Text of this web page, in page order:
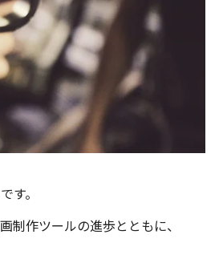
です。
作ツールの進歩とともに、